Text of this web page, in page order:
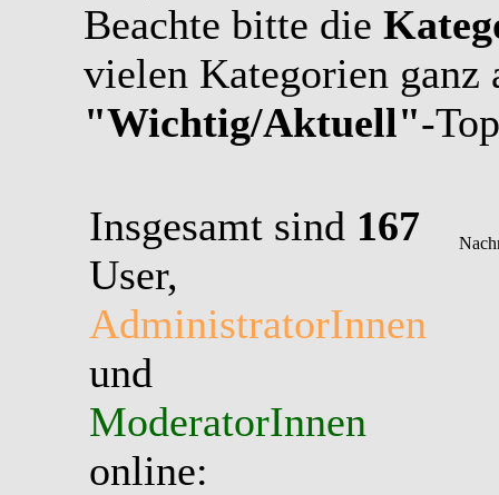
Beachte bitte die
vielen Kategorien ganz
"Wichtig/Aktuell"-
Insgesamt sind 167
User,
AdministratorInnen
und
ModeratorInnen
online: